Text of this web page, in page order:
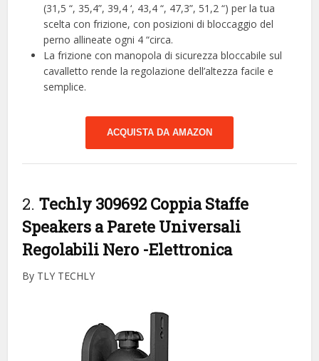
(31,5 “, 35,4”, 39,4 ‘, 43,4 “, 47,3”, 51,2 “) per la tua
scelta con frizione, con posizioni di bloccaggio del
perno allineate ogni 4 “circa.
La frizione con manopola di sicurezza bloccabile sul
cavalletto rende la regolazione dell’altezza facile e
semplice.
ACQUISTA DA AMAZON
2. Techly 309692 Coppia Staffe
Speakers a Parete Universali
Regolabili Nero -Elettronica
By TLY TECHLY